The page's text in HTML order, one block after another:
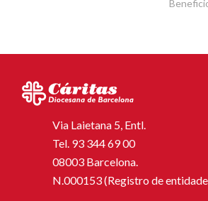
Via Laietana 5, Entl.
Tel. 93 344 69 00
08003 Barcelona.
N.000153 (Registro de